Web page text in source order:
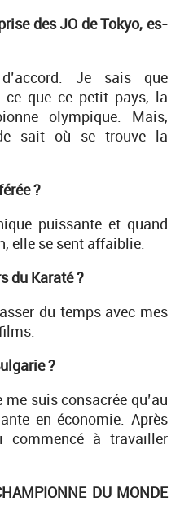
des JO de Tokyo, es-
Je sais que
ce que ce petit pays, la
olympique. Mais,
sait où se trouve la
?
puissante et quand
elle se sent affaiblie.
du Karaté ?
du temps avec mes
?
me suis consacrée qu’au
en économie. Après
commencé à travailler
DU MONDE